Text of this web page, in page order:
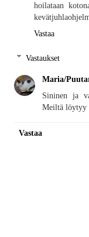
hoilataan
Vastaa
Vastaukset
Maria/
Sininen ja
Meiltä löytyy
Vastaa